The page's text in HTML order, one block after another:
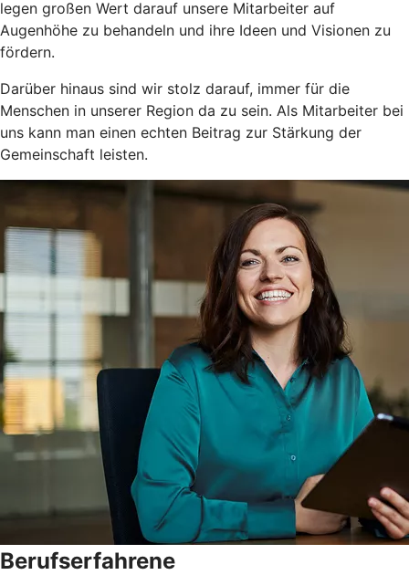
legen großen Wert darauf unsere Mitarbeiter auf
Augenhöhe zu behandeln und ihre Ideen und Visionen zu
fördern.
Darüber hinaus sind wir stolz darauf, immer für die
Menschen in unserer Region da zu sein. Als Mitarbeiter bei
uns kann man einen echten Beitrag zur Stärkung der
Gemeinschaft leisten.
Berufserfahrene